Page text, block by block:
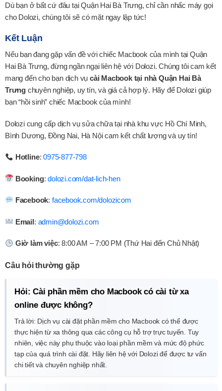
Dù bạn ở bất cứ đâu tại Quận Hai Bà Trưng, chỉ cần nhấc máy gọi
cho Dolozi, chúng tôi sẽ có mặt ngay lập tức!
Kết Luận
Nếu bạn đang gặp vấn đề với chiếc Macbook của mình tại Quận
Hai Bà Trưng, đừng ngần ngại liên hệ với Dolozi. Chúng tôi cam kết
mang đến cho bạn dịch vụcài Macbook tại nhà Quận Hai Bà
Trưng chuyên nghiệp, uy tín, và giá cả hợp lý. Hãy để Dolozi giúp
bạn “hồi sinh” chiếc Macbook của mình!
Dolozi cung cấp dịch vụ sửa chữa tại nhà khu vực Hồ Chí Minh,
Bình Dương, Đồng Nai, Hà Nội cam kết chất lượng và uy tín!
Hotline:0975-877-798
Booking:dolozi.com/dat-lich-hen
Facebook: facebook.com/dolozicom
Email: admin@dolozi.com
Giờ làm việc: 8:00 AM – 7:00 PM (Thứ Hai đến Chủ Nhật)
Câu hỏi thường gặp
Hỏi: Cài phần mềm cho Macbook có cài từ xa
online được không?
Trả lời: Dịch vụ cài đặt phần mềm cho Macbook có thể được
thực hiện từ xa thông qua các công cụ hỗ trợ trực tuyến. Tuy
nhiên, việc này phụ thuộc vào loại phần mềm và mức độ phức
tạp của quá trình cài đặt. Hãy liên hệ với Dolozi để được tư vấn
chi tiết và chuyên nghiệp nhất.